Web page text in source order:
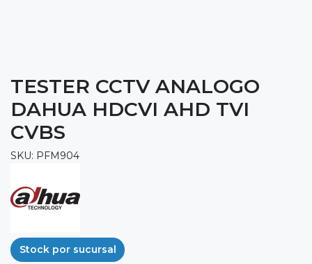
TESTER CCTV ANALOGO
DAHUA HDCVI AHD TVI
CVBS
SKU: PFM904
Stock por sucursal